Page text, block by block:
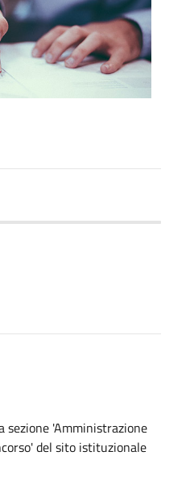
'Amministrazione
del sito istituzionale